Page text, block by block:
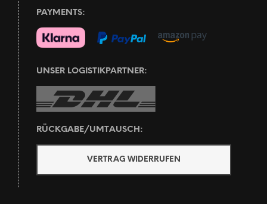
PAYMENTS:
UNSER LOGISTIKPARTNER:
RÜCKGABE/UMTAUSCH:
VERTRAG WIDERRUFEN